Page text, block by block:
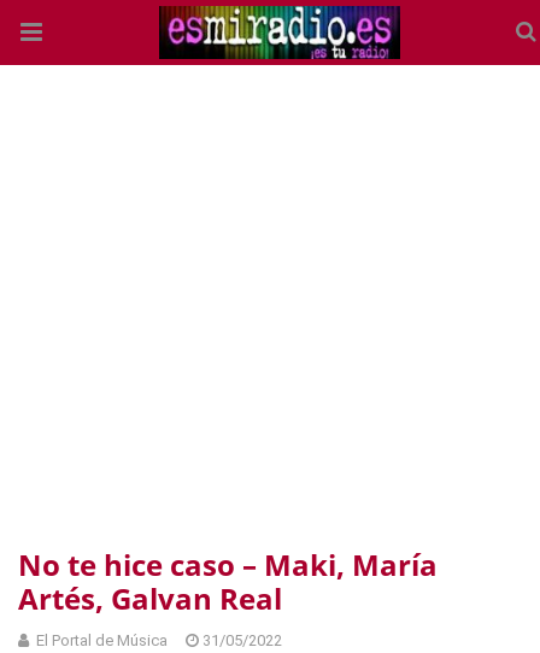
No te hice caso – Maki, María
Artés, Galvan Real
El Portal de Música 31/05/2022